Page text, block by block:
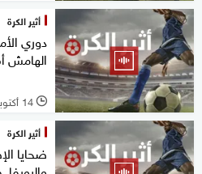
أثير الكرة
دوري
الهامش
l 14 أكتوبر 2024
أثير الكرة
ضحايا